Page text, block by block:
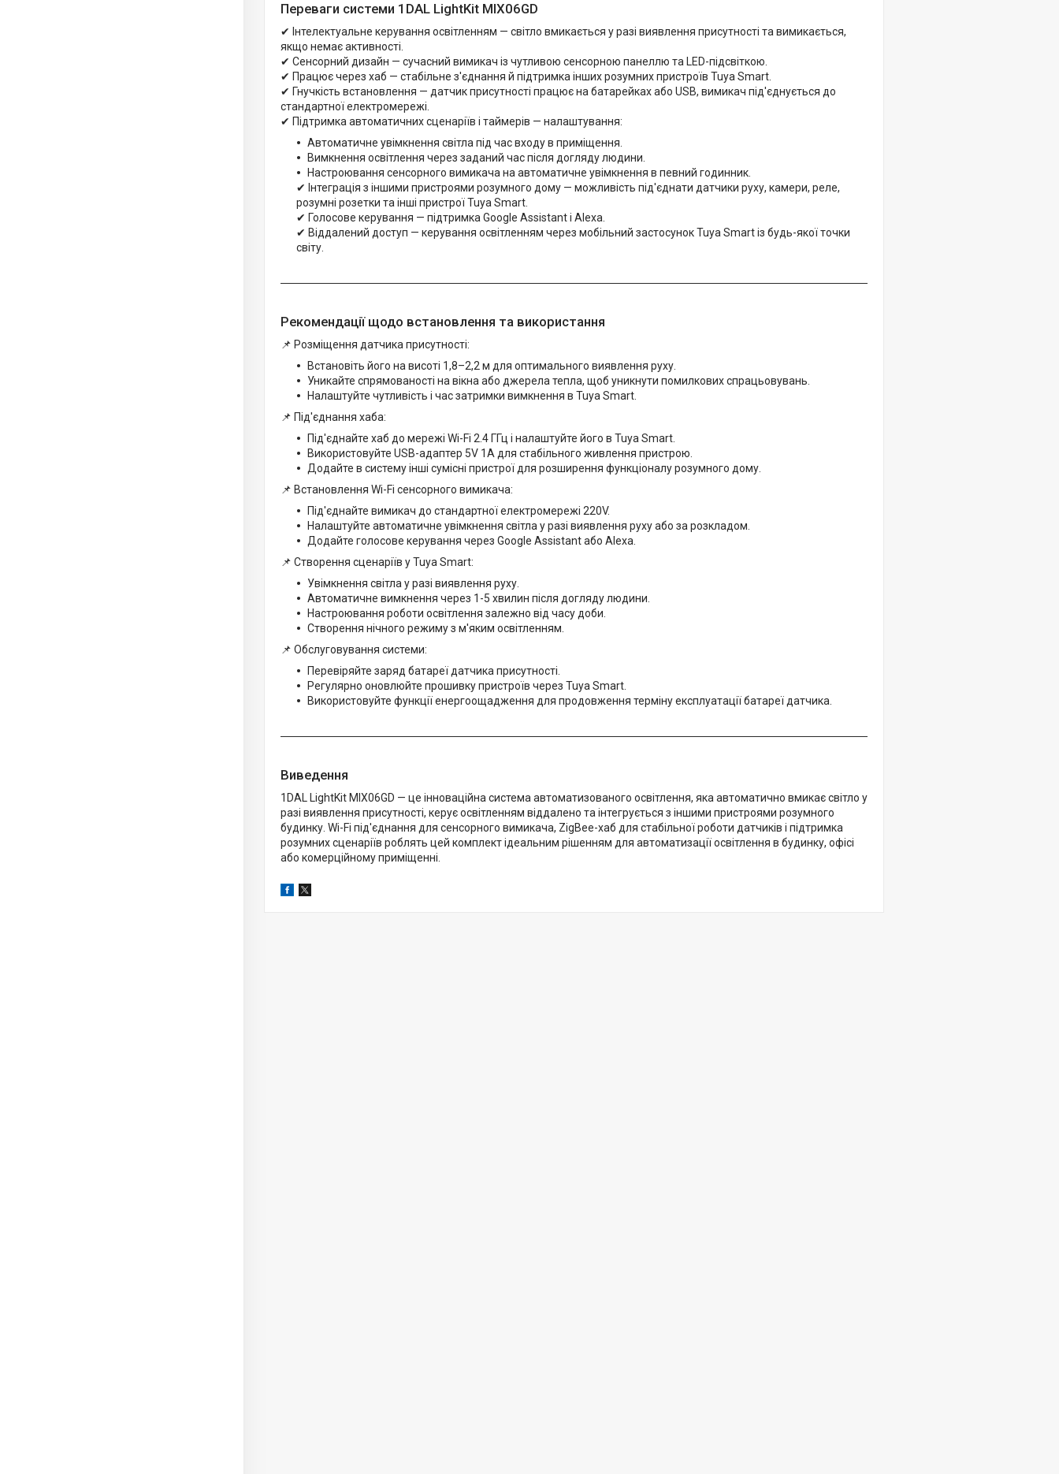
Переваги системи 1DAL LightKit MIX06GD
✔ Інтелектуальне керування освітленням — світло вмикається у разі виявлення присутності та вимикається,
якщо немає активності.
✔ Сенсорний дизайн — сучасний вимикач із чутливою сенсорною панеллю та LED-підсвіткою.
✔ Працює через хаб — стабільне з'єднання й підтримка інших розумних пристроїв Tuya Smart.
✔ Гнучкість встановлення — датчик присутності працює на батарейках або USB, вимикач під'єднується до
стандартної електромережі.
✔ Підтримка автоматичних сценаріїв і таймерів — налаштування:
Автоматичне увімкнення світла під час входу в приміщення.
Вимкнення освітлення через заданий час після догляду людини.
Настроювання сенсорного вимикача на автоматичне увімкнення в певний годинник.
✔ Інтеграція з іншими пристроями розумного дому — можливість під'єднати датчики руху, камери, реле,
розумні розетки та інші пристрої Tuya Smart.
✔ Голосове керування — підтримка Google Assistant і Alexa.
✔ Віддалений доступ — керування освітленням через мобільний застосунок Tuya Smart із будь-якої точки
світу.
Рекомендації щодо встановлення та використання
📌 Розміщення датчика присутності:
Встановіть його на висоті 1,8–2,2 м для оптимального виявлення руху.
Уникайте спрямованості на вікна або джерела тепла, щоб уникнути помилкових спрацьовувань.
Налаштуйте чутливість і час затримки вимкнення в Tuya Smart.
📌 Під'єднання хаба:
Під'єднайте хаб до мережі Wi-Fi 2.4 ГГц і налаштуйте його в Tuya Smart.
Використовуйте USB-адаптер 5V 1A для стабільного живлення пристрою.
Додайте в систему інші сумісні пристрої для розширення функціоналу розумного дому.
📌 Встановлення Wi-Fi сенсорного вимикача:
Під'єднайте вимикач до стандартної електромережі 220V.
Налаштуйте автоматичне увімкнення світла у разі виявлення руху або за розкладом.
Додайте голосове керування через Google Assistant або Alexa.
📌 Створення сценаріїв у Tuya Smart:
Увімкнення світла у разі виявлення руху.
Автоматичне вимкнення через 1-5 хвилин після догляду людини.
Настроювання роботи освітлення залежно від часу доби.
Створення нічного режиму з м'яким освітленням.
📌 Обслуговування системи:
Перевіряйте заряд батареї датчика присутності.
Регулярно оновлюйте прошивку пристроїв через Tuya Smart.
Використовуйте функції енергоощадження для продовження терміну експлуатації батареї датчика.
Виведення
1DAL LightKit MIX06GD — це інноваційна система автоматизованого освітлення, яка автоматично вмикає світло у
разі виявлення присутності, керує освітленням віддалено та інтегрується з іншими пристроями розумного
будинку. Wi-Fi під'єднання для сенсорного вимикача, ZigBee-хаб для стабільної роботи датчиків і підтримка
розумних сценаріїв роблять цей комплект ідеальним рішенням для автоматизації освітлення в будинку, офісі
або комерційному приміщенні.